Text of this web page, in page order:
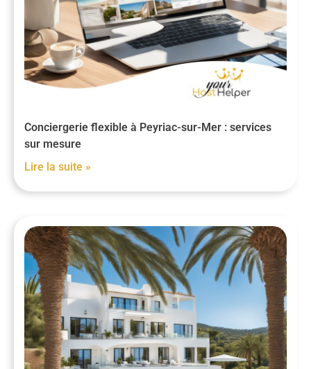
Conciergerie flexible à Peyriac-sur-Mer : services
sur mesure
Lire la suite »